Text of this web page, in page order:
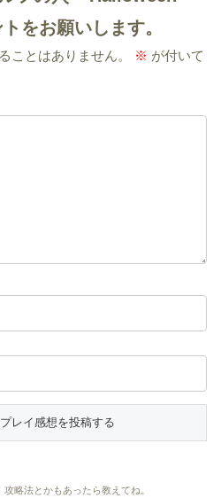
をお願いします。
ことはありません。 ※ が付いて
略法とかもあったら教えてね。